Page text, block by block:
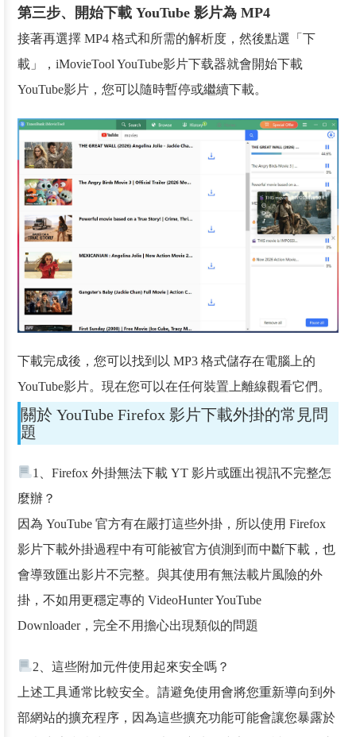
第三步、開始下載 YouTube 影片為 MP4
接著再選擇 MP4 格式和所需的解析度，然後點選「下
載」，iMovieTool YouTube影片下载器就會開始下載
YouTube影片，您可以隨時暫停或繼續下載。
下載完成後，您可以找到以 MP3 格式儲存在電腦上的
YouTube影片。現在您可以在任何裝置上離線觀看它們。
關於 YouTube Firefox 影片下載外掛的常見問
題
1、Firefox 外掛無法下載 YT 影片或匯出視訊不完整怎
麼辦？
因為 YouTube 官方有在嚴打這些外掛，所以使用 Firefox
影片下載外掛過程中有可能被官方偵測到而中斷下載，也
會導致匯出影片不完整。與其使用有無法載片風險的外
掛，不如用更穩定專的 VideoHunter YouTube
Downloader，完全不用擔心出現類似的問題
2、這些附加元件使用起來安全嗎？
上述工具通常比較安全。請避免使用會將您重新導向到外
部網站的擴充程序，因為這些擴充功能可能會讓您暴露於